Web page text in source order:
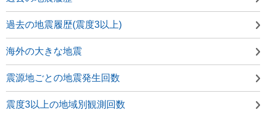
過去の地震履歴(震度3以上)
海外の大きな地震
震源地ごとの地震発生回数
震度3以上の地域別観測回数